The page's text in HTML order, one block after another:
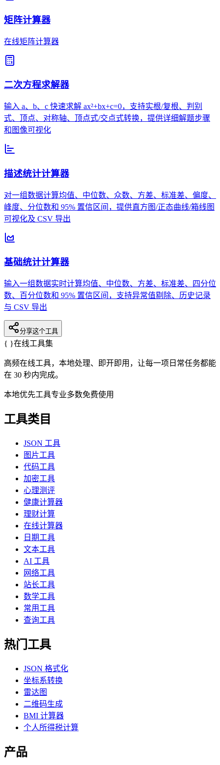
矩阵计算器
在线矩阵计算器
二次方程求解器
输入 a、b、c 快速求解 ax²+bx+c=0，支持实根/复根、判别
式、顶点、对称轴、顶点式/交点式转换，提供详细解题步骤
和图像可视化
描述统计计算器
对一组数据计算均值、中位数、众数、方差、标准差、偏度、
峰度、分位数和 95% 置信区间，提供直方图/正态曲线/箱线图
可视化及 CSV 导出
基础统计计算器
输入一组数据实时计算均值、中位数、方差、标准差、四分位
数、百分位数和 95% 置信区间，支持异常值剔除、历史记录
与 CSV 导出
分享这个工具
{ }在线工具集
高频在线工具，本地处理、即开即用，让每一项日常任务都能
在 30 秒内完成。
本地优先工具专业多数免费使用
工具类目
JSON 工具
图片工具
代码工具
加密工具
心理测评
健康计算器
理财计算
在线计算器
日期工具
文本工具
AI 工具
网络工具
站长工具
数学工具
常用工具
查询工具
热门工具
JSON 格式化
坐标系转换
雷达图
二维码生成
BMI 计算器
个人所得税计算
产品